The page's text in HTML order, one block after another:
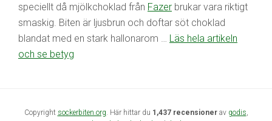
speciellt då mjölkchoklad från Fazer brukar vara riktigt
smaskig. Biten är ljusbrun och doftar söt choklad
blandat med en stark hallonarom … Läs hela artikeln
och se betyg
Copyright sockerbiten.org . Här hittar du 1,437 recensionerav godis